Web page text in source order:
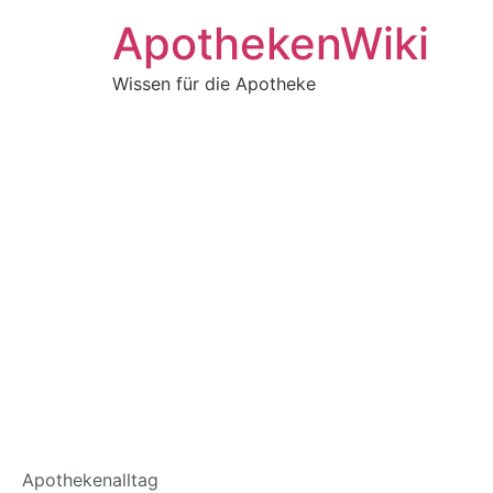
ApothekenWiki
Wissen für die Apotheke
ApothekenalltagAtazanavir-